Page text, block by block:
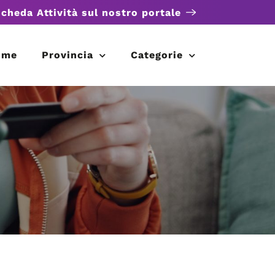
Attività sul nostro portale
Provincia Categorie